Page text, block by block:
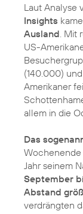
Laut Analyse
Insights
Ausland .
US-
(140.000)
Amerikaner
allem in die
Das
Wochenende
Jahr seinem
September
Abstand
verdrängten